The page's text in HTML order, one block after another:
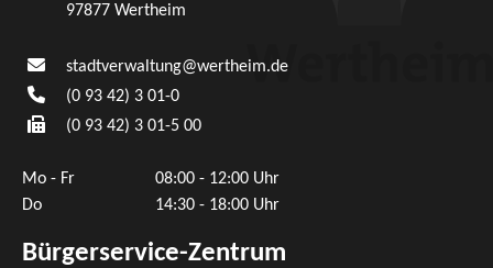
97877 Wertheim
stadtverwaltung@wertheim.de
(0 93 42) 3 01-0
(0 93 42) 3 01-5 00
Mo - Fr
08:00 - 12:00 Uhr
Do
14:30 - 18:00 Uhr
Bürgerservice-Zentrum